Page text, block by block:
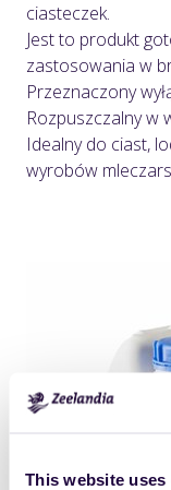
This website uses
ciasteczek.
Jest to produkt
zastosowania w
Przeznaczony
Rozpuszczalny w
Idealny do ciast,
wyrobów